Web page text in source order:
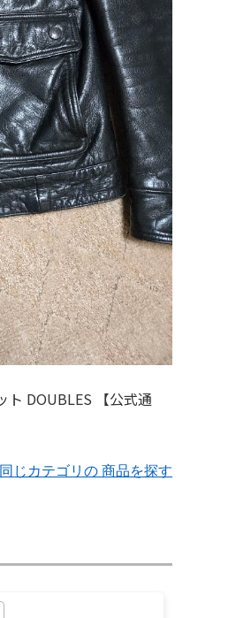
同じカテゴリの 商品を探す